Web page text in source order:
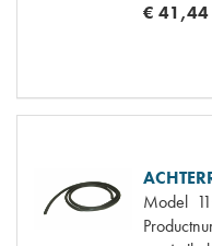
€ 41,44
Model